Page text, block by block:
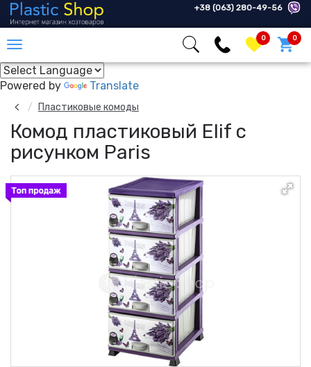
+38 (063) 280-49-56
0 0
Powered by Translate
Пластиковые комоды
Комод пластиковый Elif с
рисунком Paris